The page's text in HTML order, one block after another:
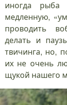
иногда рыба
медленную,
проводить
делать и
твичинга, но,
их не очень
щукой нашего